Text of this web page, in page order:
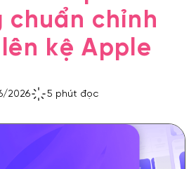
chuẩn chỉnh
kệ Apple
2026 5 phút đọc